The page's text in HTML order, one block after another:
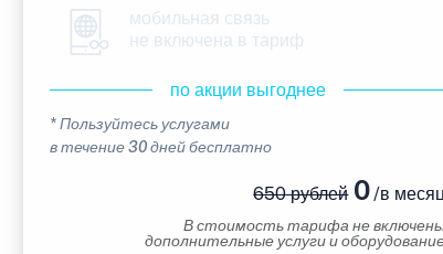
мобильная связь
не включена в тариф
по акции выгоднее
* Пользуйтесь услугами
в течение 30 дней бесплатно
650 рублей0/в
В стоимость тарифа не
дополнительные услуги и